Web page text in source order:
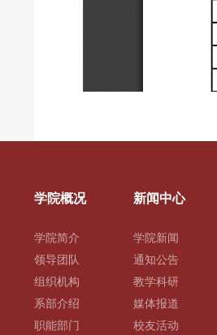
学院概况
学院简介
领导团队
组织机构
系部介绍
职能部门
新闻中心
学院新闻
通知公告
教学科研
媒体报道
校友活动